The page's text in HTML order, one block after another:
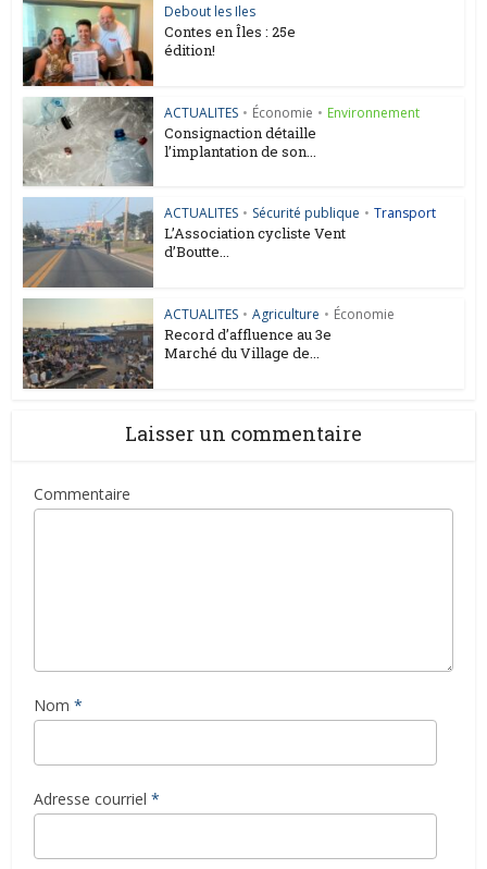
Debout les Iles
Contes en Îles : 25e
édition!
ACTUALITES • Économie • Environnement
Consignaction détaille
l’implantation de son...
ACTUALITES • Sécurité publique • Transport
L’Association cycliste Vent
d’Boutte...
ACTUALITES • Agriculture • Économie
Record d’affluence au 3e
Marché du Village de...
Laisser un commentaire
Commentaire
Nom *
Adresse courriel *